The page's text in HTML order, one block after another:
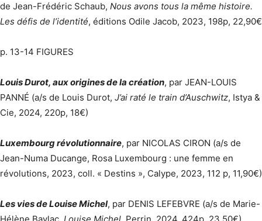
de Jean-Frédéric Schaub, Nous avons tous la même histoire.
Les défis de l’identité, éditions Odile Jacob, 2023, 198p, 22,90€
p. 13-14 FIGURES
Louis Durot, aux origines de la création, par JEAN-LOUIS
PANNÉ (a/s de Louis Durot, J’ai raté le train d’Auschwitz, Istya &
Cie, 2024, 220p, 18€)
Luxembourg révolutionnaire, par NICOLAS CIRON (a/s de
Jean-Numa Ducange, Rosa Luxembourg : une femme en
révolutions, 2023, coll. « Destins », Calype, 2023, 112 p, 11,90€)
Les vies de Louise Michel, par DENIS LEFEBVRE (a/s de Marie-